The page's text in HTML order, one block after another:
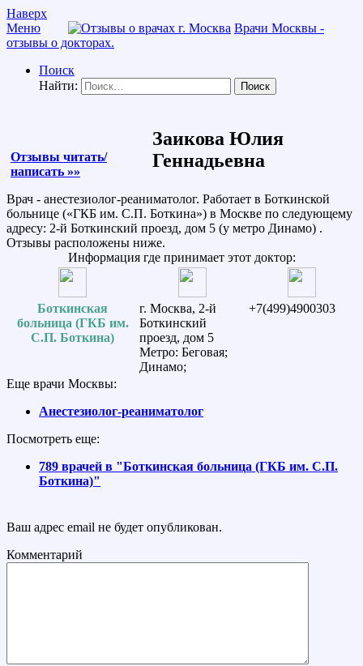
Наверх
Меню
Врачи Москвы -
отзывы о докторах.
Поиск
Найти:
Отзывы читать/
написать »»
Заикова Юлия
Геннадьевна
Врач - анестезиолог-реаниматолог. Работает в Боткинской
больнице («ГКБ им. С.П. Боткина») в Москве по следующему
адресу: 2-й Боткинский проезд, дом 5 (у метро Динамо) .
Отзывы расположены ниже.
Информация где принимает этот доктор:
Боткинская
больница (ГКБ им.
С.П. Боткина)
г. Москва, 2-й
Боткинский
проезд, дом 5
Метро: Беговая;
Динамо;
+7(499)4900303
Еще врачи Москвы:
Анестезиолог-реаниматолог
Посмотреть еще:
789 врачей в "Боткинская больница (ГКБ им. С.П.
Боткина)"
Ваш адрес email не будет опубликован.
Комментарий